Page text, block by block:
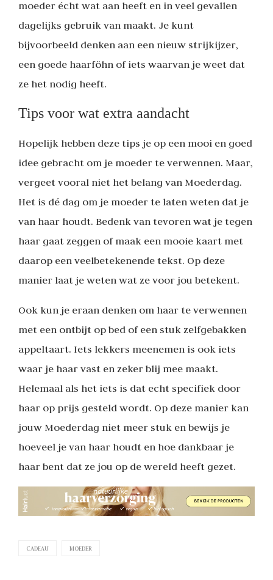
moeder écht wat aan heeft en in veel gevallen
dagelijks gebruik van maakt. Je kunt
bijvoorbeeld denken aan een nieuw strijkijzer,
een goede haarföhn of iets waarvan je weet dat
ze het nodig heeft.
Tips voor wat extra aandacht
Hopelijk hebben deze tips je op een mooi en goed
idee gebracht om je moeder te verwennen. Maar,
vergeet vooral niet het belang van Moederdag.
Het is dé dag om je moeder te laten weten dat je
van haar houdt. Bedenk van tevoren wat je tegen
haar gaat zeggen of maak een mooie kaart met
daarop een veelbetekenende tekst. Op deze
manier laat je weten wat ze voor jou betekent.
Ook kun je eraan denken om haar te verwennen
met een ontbijt op bed of een stuk zelfgebakken
appeltaart. Iets lekkers meenemen is ook iets
waar je haar vast en zeker blij mee maakt.
Helemaal als het iets is dat echt specifiek door
haar op prijs gesteld wordt. Op deze manier kan
jouw Moederdag niet meer stuk en bewijs je
hoeveel je van haar houdt en hoe dankbaar je
haar bent dat ze jou op de wereld heeft gezet.
CADEAU MOEDER